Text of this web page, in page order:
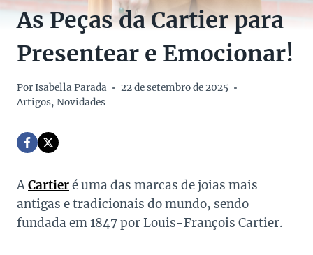
As Peças da Cartier para
Presentear e Emocionar!
PorIsabella Parada
22 de setembro de 2025
Artigos, Novidades
ACartieré uma das marcas de joias mais
antigas e tradicionais do mundo, sendo
fundada em 1847 por Louis-François Cartier.